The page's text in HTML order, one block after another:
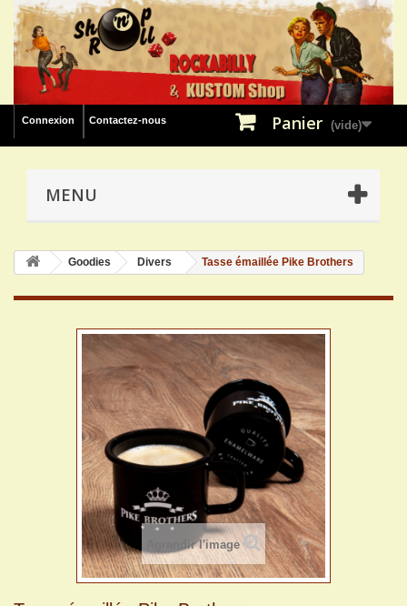
Connexion Contactez-nous Panier (vide)
MENU
Goodies Divers Tasse émaillée Pike Brothers
Agrandir l'image